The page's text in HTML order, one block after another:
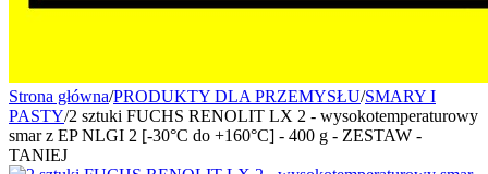
Strona główna/PRODUKTY DLA PRZEMYSŁU/SMARY I
PASTY/2 sztuki FUCHS RENOLIT LX 2 - wysokotemperaturowy
smar z EP NLGI 2 [-30°C do +160°C] - 400 g - ZESTAW -
TANIEJ